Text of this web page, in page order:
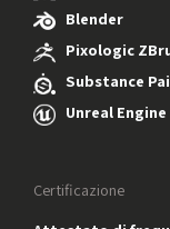
Blender
Pixologic
Substance
Unreal Engine
Certificazione